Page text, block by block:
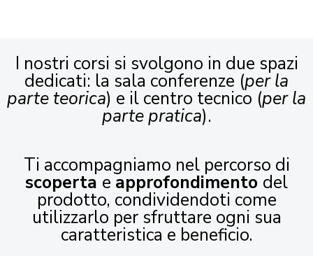
I nostri corsi si svolgono in due spazi
dedicati: la sala conferenze (per la
parte teorica) e il centro tecnico (per la
parte pratica).
Ti accompagniamo nel percorso di
scoperta e approfondimento del
prodotto, condividendoti come
utilizzarlo per sfruttare ogni sua
caratteristica e beneficio.